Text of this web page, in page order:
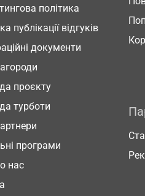
політика
публікації відгуків
документи
проєкту
турботи
програми
нас